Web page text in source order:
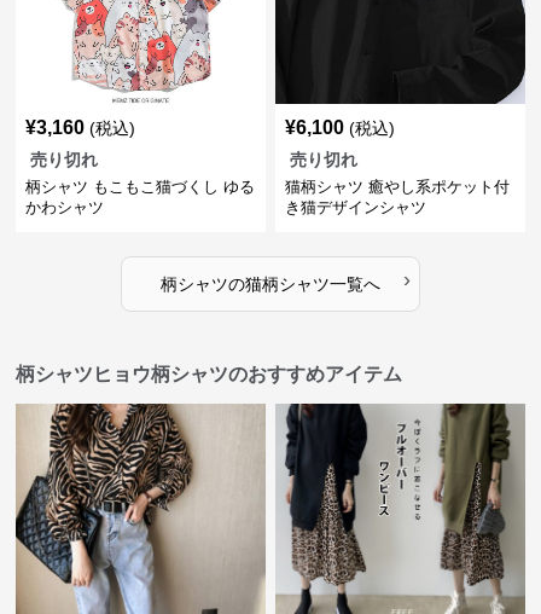
¥3,160 (税込)
売り切れ
柄シャツ もこもこ猫づくし ゆる
かわシャツ
¥6,100 (税込)
売り切れ
猫柄シャツ 癒やし系ポケット付
き猫デザインシャツ
柄シャツの猫柄シャツ一覧へ ›
柄シャツヒョウ柄シャツのおすすめアイテム